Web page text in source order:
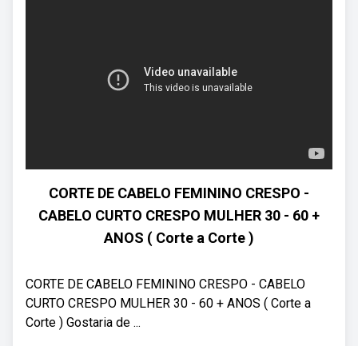
CORTE DE CABELO FEMININO CRESPO -
CABELO CURTO CRESPO MULHER 30 - 60 +
ANOS ( Corte a Corte )
CORTE DE CABELO FEMININO CRESPO - CABELO
CURTO CRESPO MULHER 30 - 60 + ANOS ( Corte a
Corte ) Gostaria de ...